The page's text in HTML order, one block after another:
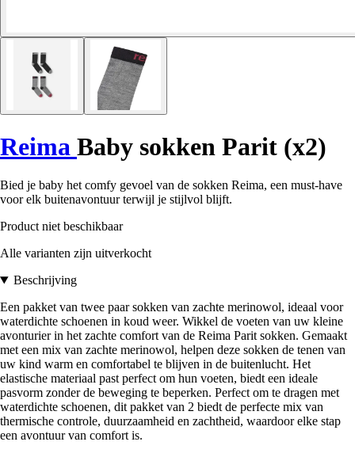
Reima Baby sokken Parit (x2)
Bied je baby het comfy gevoel van de sokken Reima, een must-have
voor elk buitenavontuur terwijl je stijlvol blijft.
Product niet beschikbaar
Alle varianten zijn uitverkocht
Beschrijving
Een pakket van twee paar sokken van zachte merinowol, ideaal voor
waterdichte schoenen in koud weer. Wikkel de voeten van uw kleine
avonturier in het zachte comfort van de Reima Parit sokken. Gemaakt
met een mix van zachte merinowol, helpen deze sokken de tenen van
uw kind warm en comfortabel te blijven in de buitenlucht. Het
elastische materiaal past perfect om hun voeten, biedt een ideale
pasvorm zonder de beweging te beperken. Perfect om te dragen met
waterdichte schoenen, dit pakket van 2 biedt de perfecte mix van
thermische controle, duurzaamheid en zachtheid, waardoor elke stap
een avontuur van comfort is.